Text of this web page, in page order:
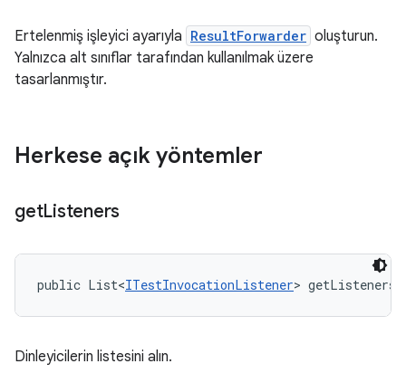
Ertelenmiş işleyici ayarıyla ResultForwarder oluşturun.
Yalnızca alt sınıflar tarafından kullanılmak üzere
tasarlanmıştır.
Herkese açık yöntemler
getListeners
public List<ITestInvocationListener>
Dinleyicilerin listesini alın.